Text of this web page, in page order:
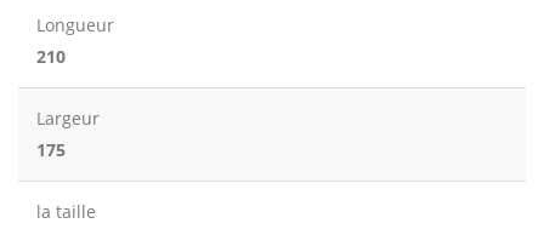
Longueur
210
Largeur
175
la taille